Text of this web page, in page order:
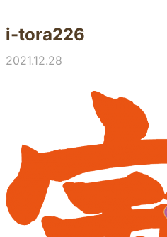
i-tora226
2021.12.28